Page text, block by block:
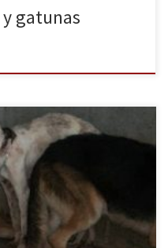
gatunas
que se encuentra
Aljarafe (Sevilla), situada en
en el término municipal de
semana por varios de sus
hacia […]